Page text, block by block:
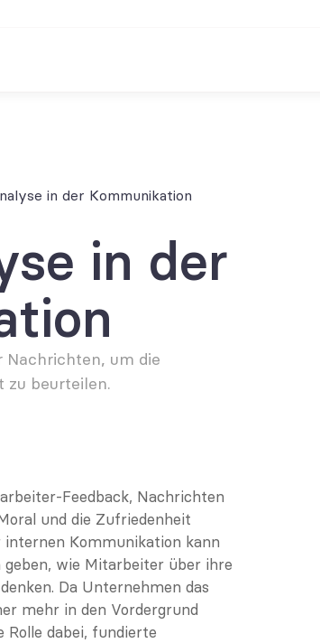
in der Kommunikation
in der
um die
zu beurteilen.
Feedback, Nachrichten
und die Zufriedenheit
Kommunikation kann
geben, wie Mitarbeiter über ihre
Da Unternehmen das
mehr in den Vordergrund
Rolle dabei, fundierte